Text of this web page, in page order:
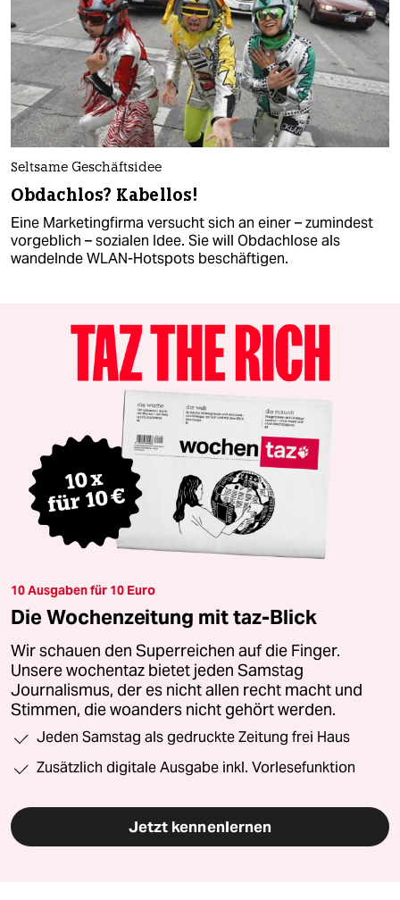
Seltsame Geschäftsidee
Obdachlos? Kabellos!
Eine Marketingfirma versucht sich an einer – zumindest
vorgeblich – sozialen Idee. Sie will Obdachlose als
wandelnde WLAN-Hotspots beschäftigen.
10 Ausgaben für 10 Euro
Die Wochenzeitung mit taz-Blick
Wir schauen den Superreichen auf die Finger.
Unsere wochentaz bietet jeden Samstag
Journalismus, der es nicht allen recht macht und
Stimmen, die woanders nicht gehört werden.
Jeden Samstag als gedruckte Zeitung frei Haus
Zusätzlich digitale Ausgabe inkl. Vorlesefunktion
Jetzt kennenlernen